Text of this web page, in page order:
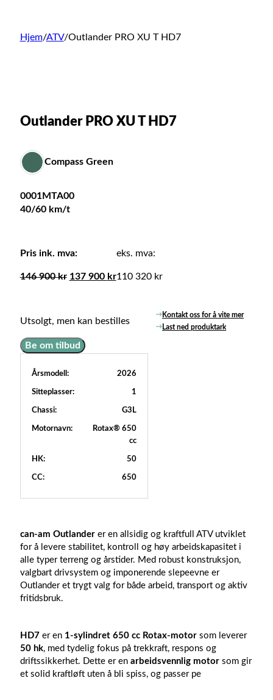
Hjem/ATV/Outlander PRO XU T HD7
Outlander PRO XU T HD7
Compass Green
0001MTA00
40/60 km/t
Pris ink. mva:
146 900kr
146
900 kr.
137 900 kr
137
eks. mva:
110 320 kr
Utsolgt, men kan bestilles
Be om tilbud
Kontakt oss for å vite mer
Last ned produktark
Årsmodell: 2026
Sitteplasser: 1
Chassi: G3L
Motornavn:
Rotax® 650
cc
HK: 50
CC: 650
can-am Outlanderer en allsidig og kraftfull ATV utviklet
for å levere stabilitet, kontroll og høy arbeidskapasitet i
alle typer terreng og årstider. Med robust konstruksjon,
valgbart drivsystem og imponerende slepeevne er
Outlander et trygt valg for både arbeid, transport og aktiv
fritidsbruk.
HD7 er en 1-sylindret 650 cc Rotax-motorsom leverer
50 hk, med tydelig fokus på trekkraft, respons og
driftssikkerhet. Dette er en arbeidsvennlig motorsom gir
et solid kraftløft uten å bli spiss, og passer pe